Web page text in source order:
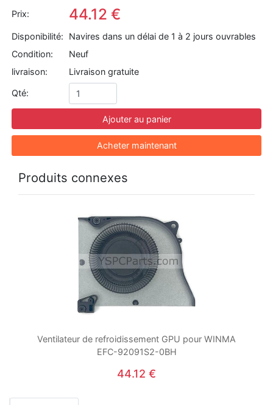
Prix: 44.12 €
Disponibilité:
Navires dans un délai de 1 à 2 jours ouvrables
Condition:
Neuf
livraison:
Livraison gratuite
Qté:
Ajouter au panier
Acheter maintenant
Produits connexes
Ventilateur de refroidissement GPU pour WINMA
EFC-92091S2-0BH
44.12 €